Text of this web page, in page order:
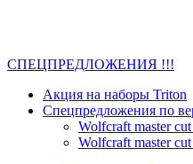
СПЕЦПРЕДЛОЖЕНИЯ !!!
Акция на наборы Triton
Спецпредложения по
Wolfcraft master
Wolfcraft master